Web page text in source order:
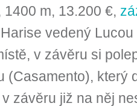
1400 m, 13.200 €,
vedený
v závěru si
(Casamento), který
závěru již na něj